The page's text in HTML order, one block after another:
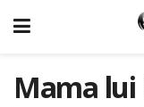
Mama lui